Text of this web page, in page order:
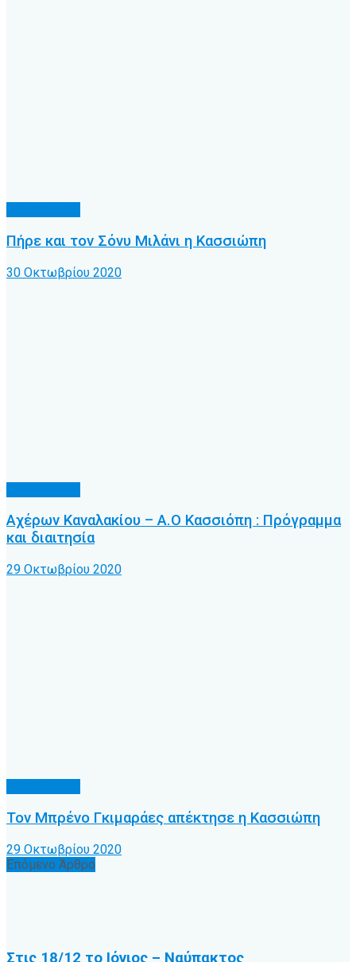
Πήρε και τον Σόνυ Μιλάνι η Κασσιώπη
30 Οκτωβρίου 2020
Αχέρων Καναλακίου – Α.Ο Κασσιόπη : Πρόγραμμα
και διαιτησία
29 Οκτωβρίου 2020
Τον Μπρένο Γκιμαράες απέκτησε η Κασσιώπη
29 Οκτωβρίου 2020
Επόμενο Άρθρο
Στις 18/12 το Ιόνιος – Ναύπακτος